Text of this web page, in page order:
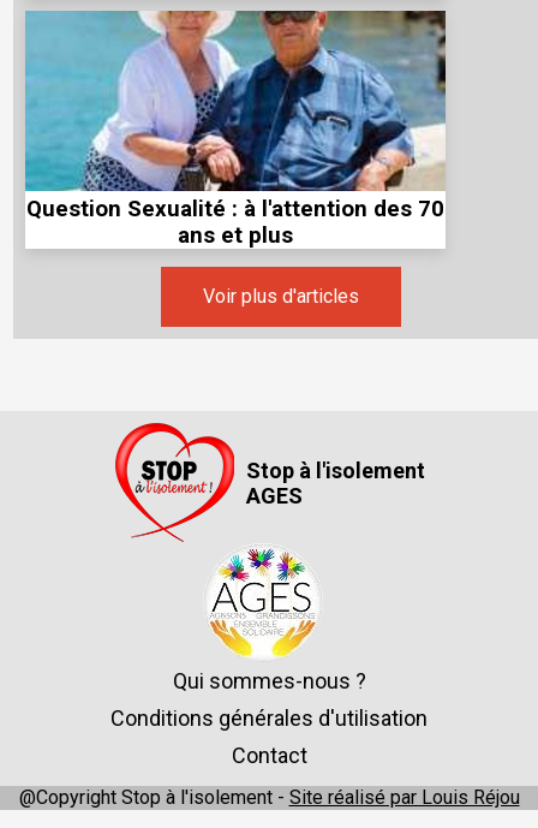
Question Sexualité : à l'attention des 70
ans et plus
Voir plus d'articles
Stop à l'isolement
AGES
Qui sommes-nous ?
Conditions générales d'utilisation
Contact
@Copyright Stop à l'isolement - Site réalisé par Louis Réjou